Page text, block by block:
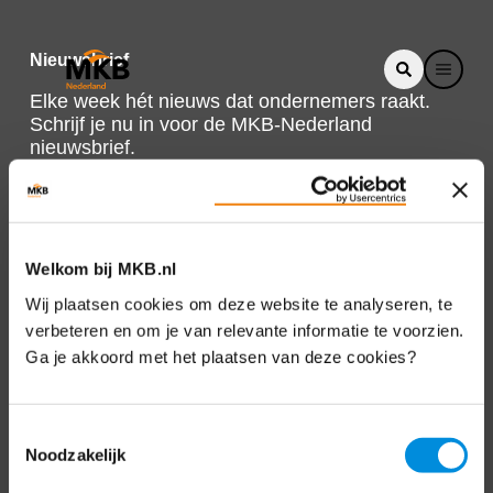
Welkom bij MKB.nl
Wij plaatsen cookies om deze website te analyseren, te
verbeteren en om je van relevante informatie te voorzien.
Ga je akkoord met het plaatsen van deze cookies?
Noodzakelijk
Nieuwsbrief
Elke week hét nieuws dat ondernemers raakt.
Schrijf je nu in voor de MKB-Nederland
nieuwsbrief.
Direct naar
Over ons
Bezuidenhoutseweg 12